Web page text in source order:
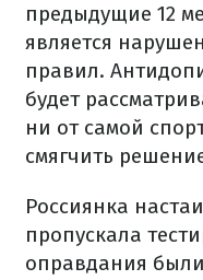
предыдущие 12
является
правил.
будет
ни от самой
смягчить
Россиянка
пропускала
оправдания